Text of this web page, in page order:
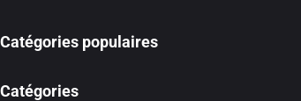
Catégories populaires
Catégories